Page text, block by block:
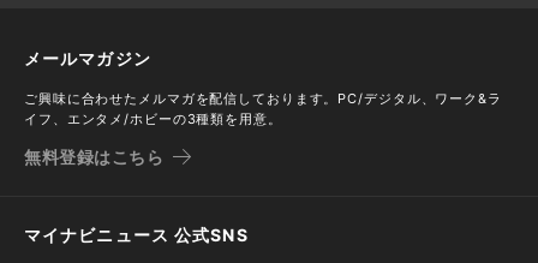
メールマガジン
ご興味に合わせたメルマガを配信しております。PC/デジタル、ワーク&ラ
イフ、エンタメ/ホビーの3種類を用意。
無料登録はこちら
マイナビニュース 公式SNS